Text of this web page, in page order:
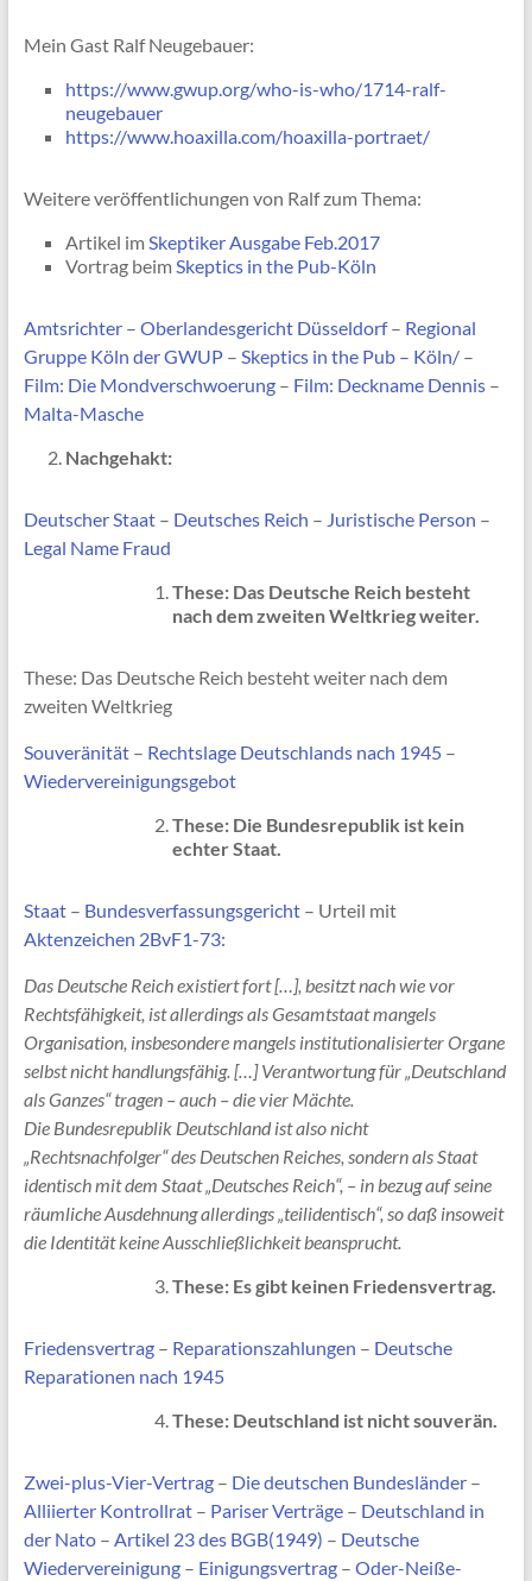
Mein Gast Ralf Neugebauer:
https://www.gwup.org/who-is-who/1714-ralf-
neugebauer
https://www.hoaxilla.com/hoaxilla-portraet/
Weitere veröffentlichungen von Ralf zum Thema:
Artikel imSkeptiker Ausgabe Feb.2017
Vortrag beimSkeptics in the Pub-Köln
Amtsrichter– Oberlandesgericht Düsseldorf– Regional
Gruppe Köln der GWUP– Skeptics in the Pub – Köln/–
Film: Die Mondverschwoerung– Film: Deckname Dennis–
Malta-Masche
Nachgehakt:
Deutscher Staat– Deutsches Reich – Juristische Person –
Legal Name Fraud
These: Das Deutsche Reich besteht
nach dem zweiten Weltkrieg weiter.
These: Das Deutsche Reich besteht weiter nach dem
zweiten Weltkrieg
Souveränität– Rechtslage Deutschlands nach 1945–
Wiedervereinigungsgebot
These: Die Bundesrepublik ist kein
echter Staat.
Staat– Bundesverfassungsgericht– Urteil mit
Aktenzeichen 2BvF1-73:
Das Deutsche Reich existiert fort […], besitzt nach wie vor
Rechtsfähigkeit, ist allerdings als Gesamtstaat mangels
Organisation, insbesondere mangels institutionalisierter Organe
selbst nicht handlungsfähig. […] Verantwortung für „Deutschland
als Ganzes“ tragen – auch – die vier Mächte.
Die Bundesrepublik Deutschland ist also nicht
„Rechtsnachfolger“ des Deutschen Reiches, sondern als Staat
identisch mit dem Staat „Deutsches Reich“, – in bezug auf seine
räumliche Ausdehnung allerdings „teilidentisch“, so daß insoweit
die Identität keine Ausschließlichkeit beansprucht.
These: Es gibt keinen Friedensvertrag.
Friedensvertrag– Reparationszahlungen – Deutsche
Reparationen nach 1945
These: Deutschland ist nicht souverän.
Zwei-plus-Vier-Vertrag– Die deutschen Bundesländer–
Alliierter Kontrollrat– Pariser Verträge– Deutschland in
der Nato– Artikel 23 des BGB(1949) – Deutsche
Wiedervereinigung– Einigungsvertrag– Oder-Neiße-